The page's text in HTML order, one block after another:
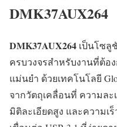
DMK37AUX264
DMK37AUX264 เป็นโซลู
ครบวงจรสำหรับงานที่ต้อ
แม่นยำ ด้วยเทคโนโลยี
จากวัตถุเคลื่อนที่ ความละ
มิติละเอียดสูง และความเ